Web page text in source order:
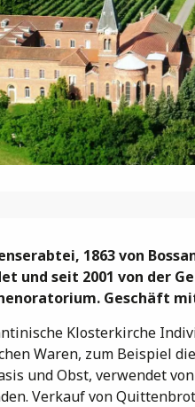
1863 von
und seit 2001 von der
Geschäft
Klosterkirche
Waren, zum Beispiel
und Obst, verwendet
Verkauf von